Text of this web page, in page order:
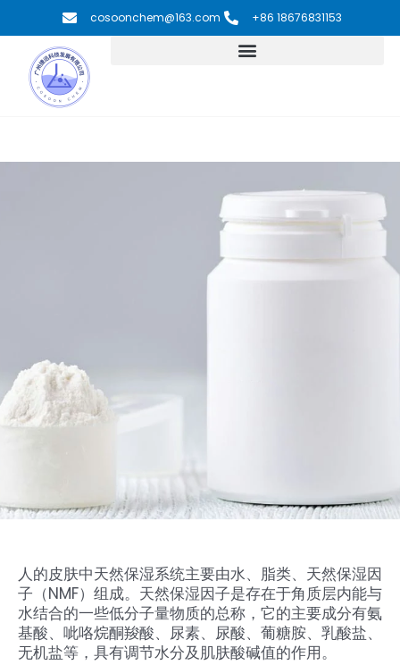
cosoonchem@163.com +86 18676831153
人的皮肤中天然保湿系统主要由水、脂类、天然保湿因
子（NMF）组成。天然保湿因子是存在于角质层内能与
水结合的一些低分子量物质的总称，它的主要成分有氨
基酸、呲咯烷酮羧酸、尿素、尿酸、葡糖胺、乳酸盐、
无机盐等，具有调节水分及肌肤酸碱值的作用。